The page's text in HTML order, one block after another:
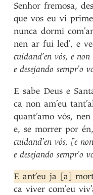
Senhor fremosa, des
que vos eu vi
nunca dormi
nen ar fui led’, e
cuidand’en vós, e non
e desejando sempr’o
E sabe Deus e
ca non am’eu
quant’amo vós, nen
e, se morrer por én,
cuidand’en vós, [e non
e desejando sempr’o
E ant’eu ja [a]
ca viver com’eu